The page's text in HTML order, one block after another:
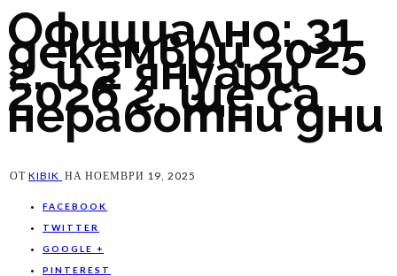
Официално: 31
декември 2025
г. и 2 януари
2026 г. ще са
неработни дни
ОТ KIBIK НА НОЕМВРИ 19, 2025
FACEBOOK
TWITTER
GOOGLE +
PINTEREST